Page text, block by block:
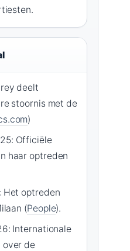
deelt
stoornis met de
)
Officiële
haar optreden
optreden
(People).
Internationale
over de